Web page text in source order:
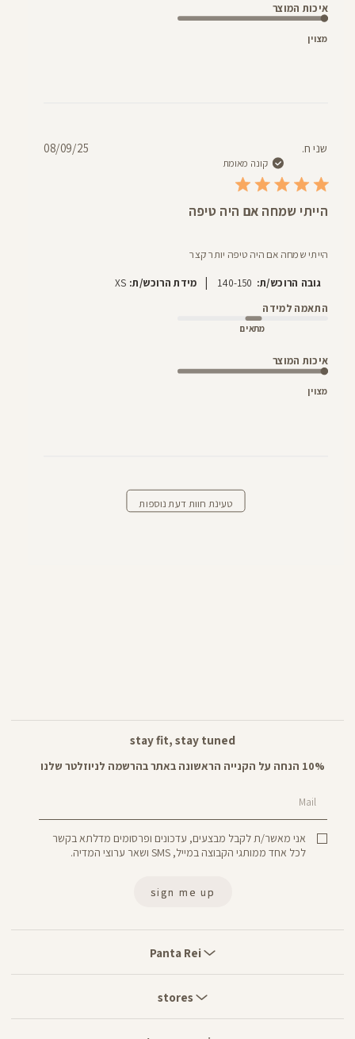
איכות המוצר
מצוין
שני ח.
קונה מאומת
הייתי שמחה אם היה טיפה
הייתי שמחה אם היה טיפה יותר קצר
גובה הרוכש/ת: 140-150 מידת הרוכש/ת: XS
התאמה למידה
מתאים
איכות המוצר
מצוין
תאריך08/09/25
טעינת חוות דעת נוספות
Rei
Panta Rei
stores
stay fit, stay tuned
10% הנחה על הקנייה הראשונה באתר בהרשמה לניוזלטר שלנו
Mail
אני מאשר/ת לקבל מבצעים, עדכונים ופרסומים מדלתא בקשר
לכל אחד ממותגי הקבוצה במייל, SMS ושאר ערוצי המדיה.
sign me up